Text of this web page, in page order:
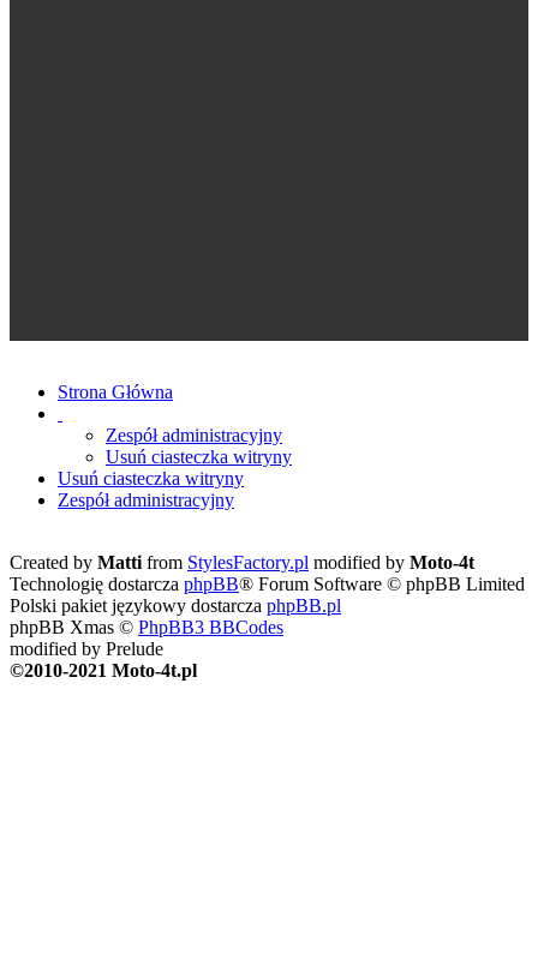
Strona Główna
Zespół administracyjny
Usuń ciasteczka witryny
Usuń ciasteczka witryny
Zespół administracyjny
Created by Matti from StylesFactory.pl modified by Moto-4t
Technologię dostarcza phpBB® Forum Software © phpBB Limited
Polski pakiet językowy dostarcza phpBB.pl
phpBB Xmas © PhpBB3 BBCodes
modified by Prelude
©2010-2021 Moto-4t.pl